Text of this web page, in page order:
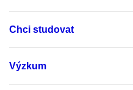
Chci studovat
Výzkum